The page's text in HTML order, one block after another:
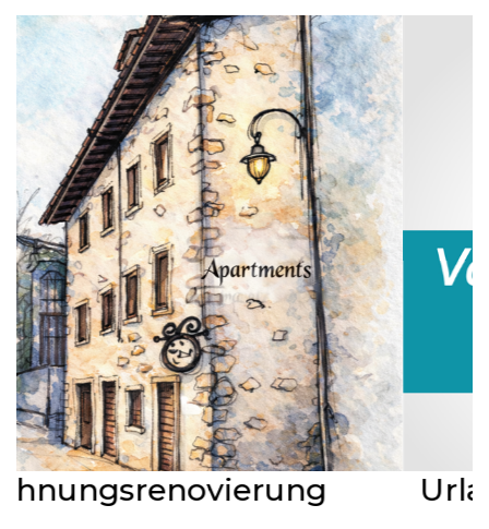
Urlaub mit Versicherung